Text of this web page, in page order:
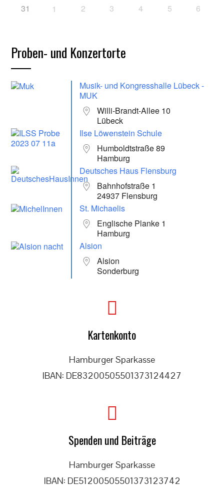
31 1 2 3 4 5 6
Proben- und Konzertorte
Musik- und Kongresshalle Lübeck -
MUK
Willi-Brandt-Allee 10
Lübeck
Ilse Löwenstein Schule
Humboldtstraße 89
Hamburg
Deutsches Haus Flensburg
Bahnhofstraße 1
24937 Flensburg
St. Michaelis
Englische Planke 1
Hamburg
Alsion
Alsion
Sonderburg
Kartenkonto
Hamburger Sparkasse
IBAN: DE83200505501373124427
Spenden und Beiträge
Hamburger Sparkasse
IBAN: DE51200505501373123742